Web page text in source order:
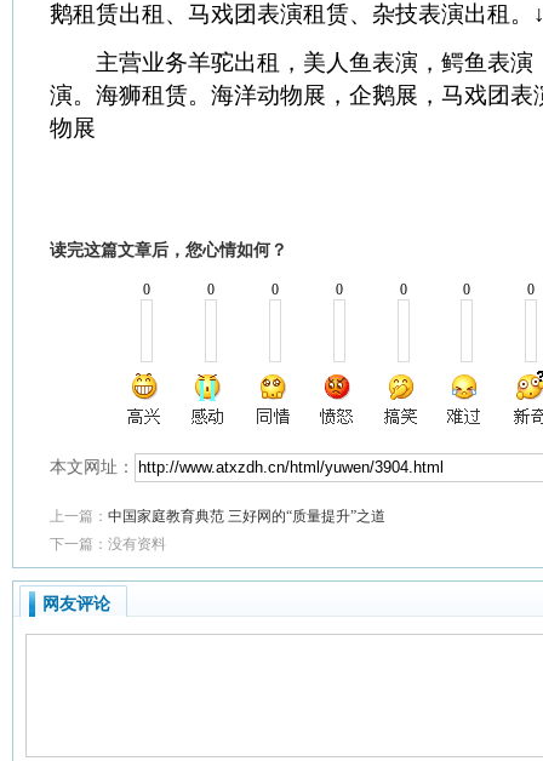
鹅租赁出租、马戏团表演租赁、杂技表演出租。
主营业务羊驼出租，美人鱼表演，鳄鱼表演
演。海狮租赁。海洋动物展，企鹅展，马戏团表
物展
读完这篇文章后，您心情如何？
0 0 0 0 0 0 0
本文网址：
上一篇： 中国家庭教育典范 三好网的“质量提升”之道
下一篇：没有资料
网友评论